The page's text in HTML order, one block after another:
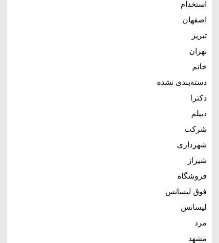
استخدام
اصفهان
تبریز
تهران
خانم
دسته‌بندی نشده
دکترا
دیپلم
شرکت
شهرداری
شیراز
فروشگاه
فوق لیسانس
لیسانس
مرد
مشهد